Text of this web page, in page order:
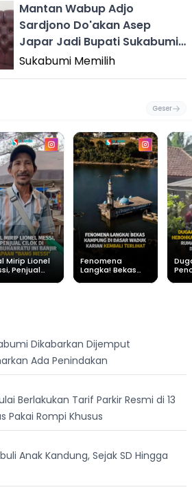
Mantan Wabup Adjo
Sardjono Do'akan Asep
Japar Jadi Bupati Sukabumi
yang Baik
Sukabumi Memilih
Geser
Mirip Lionel
Penjual
Messi"
Fenomena
Langka! Bekas
Dikabarkan Dijemput
Ada Penindakan
Berlakukan Tarif Parkir Resmi di 13
Pakai Rompi Khusus
Anak Kandung, Sejak SD Hingga